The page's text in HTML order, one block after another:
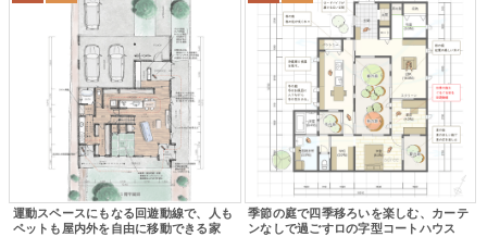
運動スペースにもなる回遊動線で、人も
ペットも屋内外を自由に移動できる家
季節の庭で四季移ろいを楽しむ、カーテ
ンなしで過ごすロの字型コートハウス